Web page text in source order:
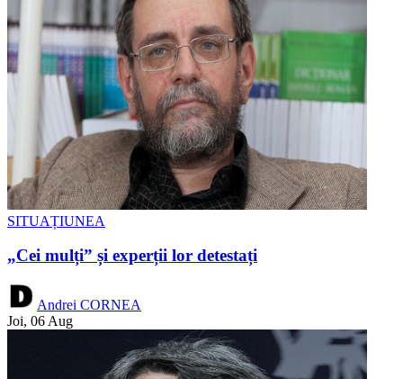
SITUAȚIUNEA
„Cei mulți” și experții lor detestați
Andrei CORNEA
Joi, 06 Aug